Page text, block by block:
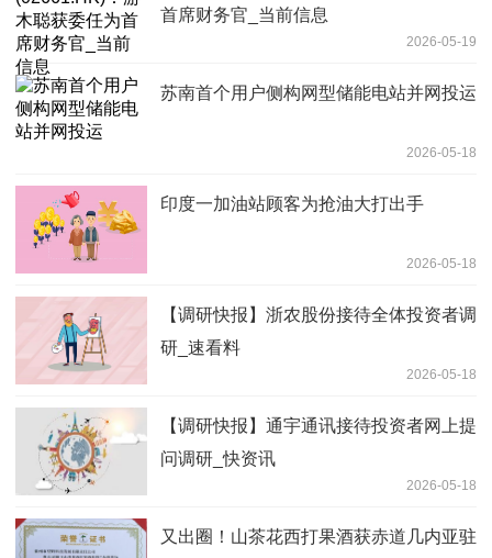
首席财务官_当前信息
2026-05-19
苏南首个用户侧构网型储能电站并网投运
2026-05-18
印度一加油站顾客为抢油大打出手
2026-05-18
【调研快报】浙农股份接待全体投资者调
研_速看料
2026-05-18
【调研快报】通宇通讯接待投资者网上提
问调研_快资讯
2026-05-18
又出圈！山茶花西打果酒获赤道几内亚驻